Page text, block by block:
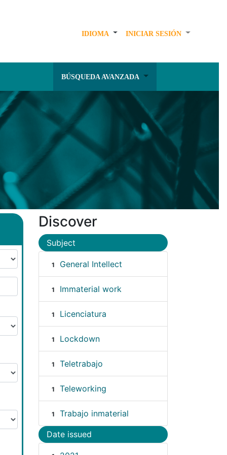
IDIOMA INICIAR SESIÓN
BÚSQUEDA AVANZADA
Discover
Subject
1 General Intellect
1 Immaterial work
1 Licenciatura
1 Lockdown
1 Teletrabajo
1 Teleworking
1 Trabajo inmaterial
Date issued